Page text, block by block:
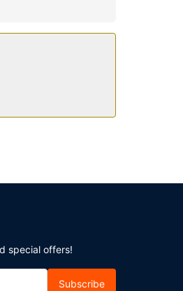
quiser descobrir
durante a
special offers!
Subscribe